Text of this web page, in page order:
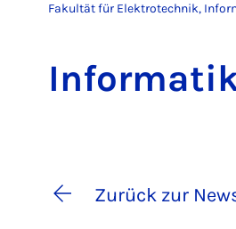
Fakultät für Elektrotechnik,
Zurück zur